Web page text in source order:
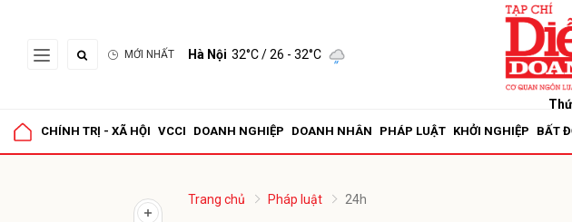
MỚI NHẤT Hà Nội 32°C/ 26 - 32°C
CHÍNH TRỊ - XÃ HỘI VCCI DOANH NGHIỆP DOANH NHÂN PHÁP LUẬT KHỞI NGHIỆP BẤT
Trang chủ Pháp luật 24h